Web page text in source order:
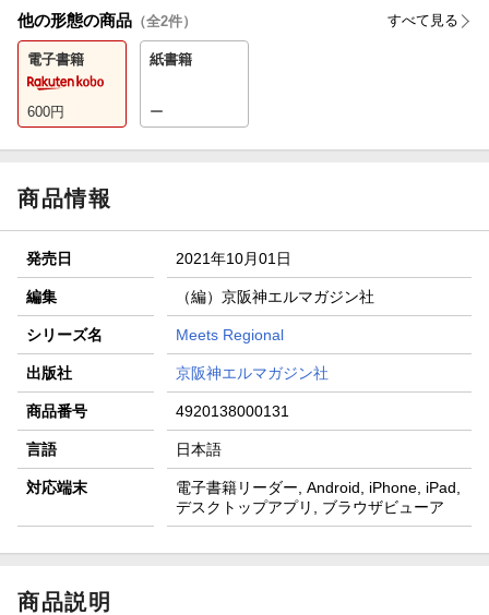
他の形態の商品 （全2件） すべて見る
電子書籍
600円
紙書籍
ー
商品情報
発売日 2021年10月01日
編集 （編）京阪神エルマガジン社
シリーズ名 Meets Regional
出版社 京阪神エルマガジン社
商品番号 4920138000131
言語 日本語
対応端末
電子書籍リーダー, Android, iPhone, iPad,
デスクトップアプリ, ブラウザビューア
商品説明